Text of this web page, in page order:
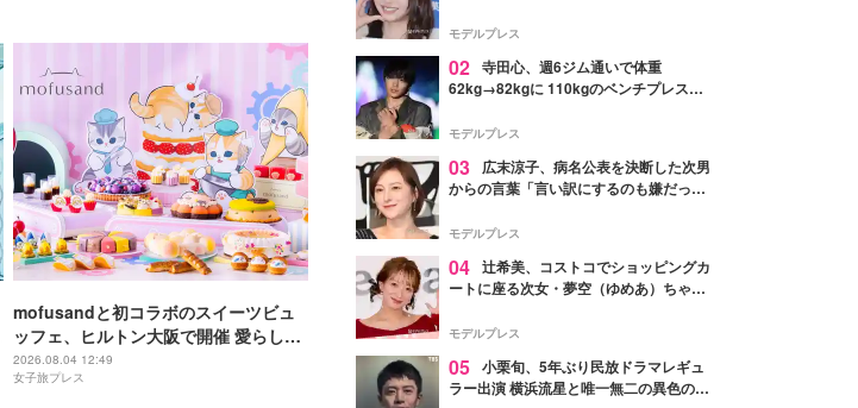
mofusandと初コラボのスイーツビュ
ッフェ、ヒルトン大阪で開催 愛らしい
にゃんこ達がケーキに
2026.08.04 12:49
女子旅プレス
モデルプレス
02 寺田心、週6ジム通いで体重
62kg→82kgに 110kgのベンチプレス持
「かっこいい」と反響
モデルプレス
03
広末涼子、病名公表を決断した次男
からの言葉「言い訳にするのも嫌だっ
モデルプレス
04 辻希美、コストコでショッピングカ
ートに座る次女・夢空（ゆめあ）ちゃん
ぎ」「成長を感じる」の声
モデルプレス
05 小栗旬、5年ぶり民放ドラマレギュ
ラー出演 横浜流星と唯一無二の異色のバ